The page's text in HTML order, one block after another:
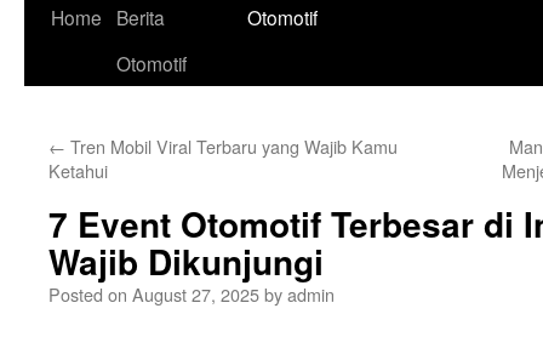
Home
Berita
Otomotif
Otomotif
← Tren Mobil Viral Terbaru yang Wajib Kamu
Ketahui
7 Event Otomotif Terbesar di
Wajib Dikunjungi
Posted on August 27, 2025byadmin